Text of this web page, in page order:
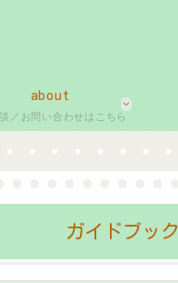
about
／お問い合わせはこちら
ガイドブック